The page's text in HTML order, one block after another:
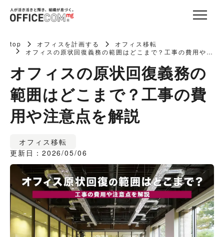
top オフィスを計画する
オフィス移転
オフィスの原状回復義務の範囲はどこまで？工事の費用や注
オフィスの原状回復義務の
範囲はどこまで？工事の費
用や注意点を解説
オフィス移転
更新日：2026/05/06